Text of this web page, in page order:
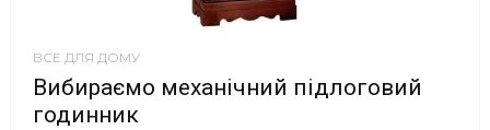
ВСЕ ДЛЯ ДОМУ
Вибираємо механічний підлоговий
годинник